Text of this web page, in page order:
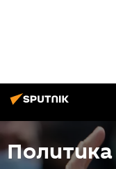
Политика